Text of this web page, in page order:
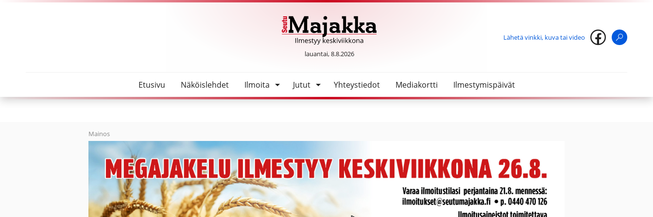
SeutuMajakka
lauantai, 8.8.2026
Lähetä vinkki, kuva tai video
Etusivu Näköislehdet Ilmoita Jutut Yhteystiedot Mediakortti Ilmestymispäivät
Mainos